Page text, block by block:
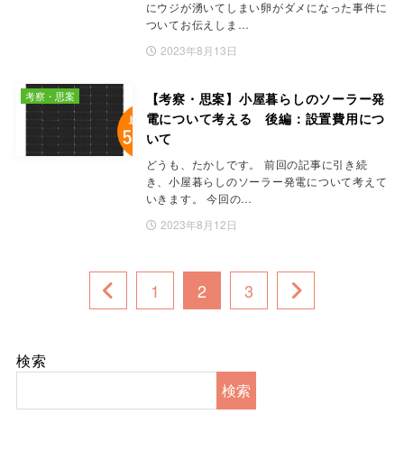
にウジが湧いてしまい卵がダメになった事件に
ついてお伝えしま…
2023年8月13日
【考察・思案】小屋暮らしのソーラー発
電について考える 後編：設置費用につ
いて
どうも、たかしです。 前回の記事に引き続
き、小屋暮らしのソーラー発電について考えて
いきます。 今回の…
2023年8月12日
考察・思案
1 2 3
検索
検索